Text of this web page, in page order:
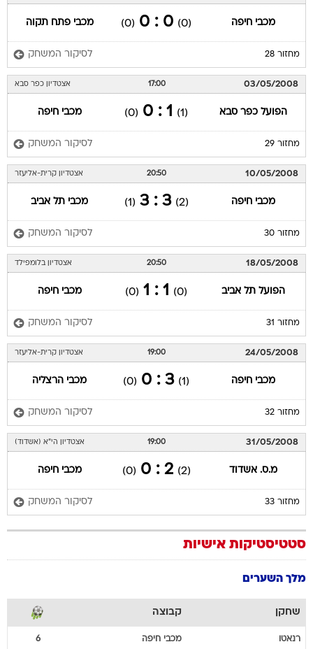
מכבי חיפה (0)
0 : 0
(0) מכבי פתח תקוה
מחזור 28 לסיקור המשחק
03/05/2008
17:00 אצטדיון כפר סבא
הפועל כפר סבא (1)
1 : 0
(0) מכבי חיפה
מחזור 29 לסיקור המשחק
10/05/2008
20:50 אצטדיון קרית-אליעזר
מכבי חיפה (2)
3 : 3
(1) מכבי תל אביב
מחזור 30 לסיקור המשחק
18/05/2008
20:50 אצטדיון בלומפילד
הפועל תל אביב (0)
1 : 1
(0) מכבי חיפה
מחזור 31 לסיקור המשחק
24/05/2008
19:00 אצטדיון קרית-אליעזר
מכבי חיפה (1)
3 : 0
(0) מכבי הרצליה
מחזור 32 לסיקור המשחק
31/05/2008
19:00 אצטדיון הי"א (אשדוד)
מ.ס. אשדוד (2)
2 : 0
(0) מכבי חיפה
מחזור 33 לסיקור המשחק
סטטיסטיקות אישיות
מלך השערים
שחקן קבוצה
רנאטו מכבי חיפה 6